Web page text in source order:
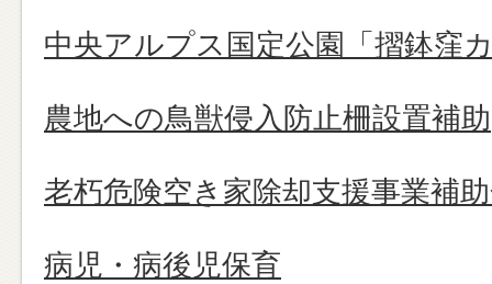
中央アルプス国定公園「摺鉢窪
農地への鳥獣侵入防止柵設置補助
老朽危険空き家除却支援事業補
病児・病後児保育